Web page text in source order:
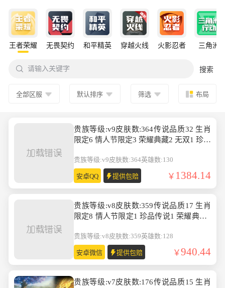
王者荣耀 无畏契约 和平精英 穿越火线 火影忍者 三角洲
 请输入关键字 搜索
全部区服 默认排序 筛选 布局
贵族等级:v9皮肤数:364传说品质32 生肖
限定6 情人节限定3 荣耀典藏2 无双1 珍品
贵族等级:v9皮肤数:364英雄数:130
安卓QQ 提供包赔 1384.14
贵族等级:v8皮肤数:359传说品质17 生肖
限定8 情人节限定1 珍品传说1 荣耀典藏1
贵族等级:v8皮肤数:359英雄数:128
安卓微信 提供包赔 940.44
贵族等级:v7皮肤数:176传说品质15 生肖